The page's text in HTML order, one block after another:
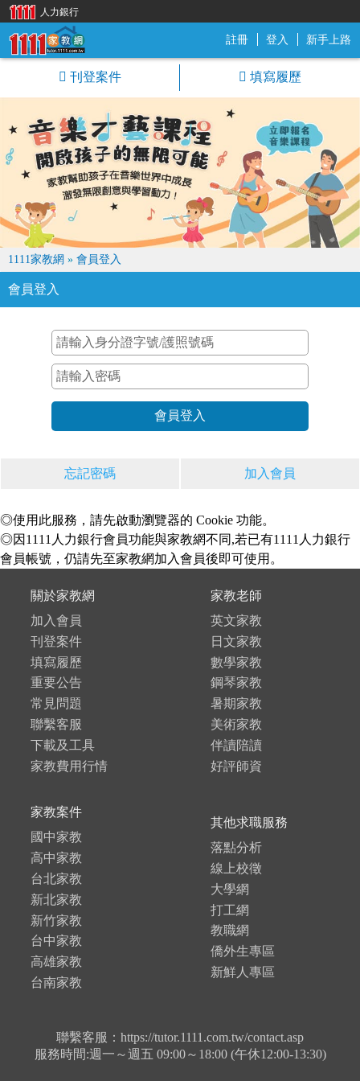
註冊 登入 新手上路
刊登案件 填寫履歷
1111家教網 » 會員登入
會員登入
忘記密碼 加入會員
◎使用此服務，請先啟動瀏覽器的 Cookie 功能。
◎因1111人力銀行會員功能與家教網不同,若已有1111人力銀行
會員帳號，仍請先至家教網加入會員後即可使用。
關於家教網
加入會員
刊登案件
填寫履歷
重要公告
常見問題
聯繫客服
下載及工具
家教費用行情
家教老師
英文家教
日文家教
數學家教
鋼琴家教
暑期家教
美術家教
伴讀陪讀
好評師資
家教案件
國中家教
高中家教
台北家教
新北家教
新竹家教
台中家教
高雄家教
台南家教
其他求職服務
落點分析
線上校徵
大學網
打工網
教職網
僑外生專區
新鮮人專區
聯繫客服：https://tutor.1111.com.tw/contact.asp
服務時間:週一～週五 09:00～18:00 (午休12:00-13:30)
人力銀行